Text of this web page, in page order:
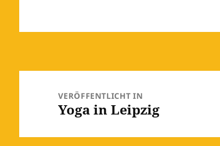
VERÖFFENTLICHT IN
Yoga in Leipzig